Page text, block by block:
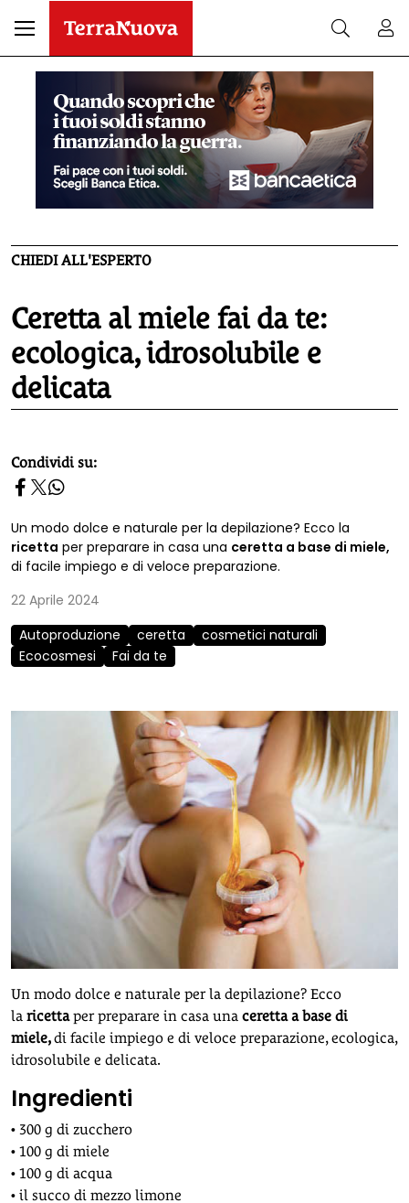
CHIEDI ALL'ESPERTO
Ceretta al miele fai da te:
ecologica, idrosolubile e
delicata
homepage h2
Condividi su:
Un modo dolce e naturale per la depilazione? Ecco la
ricetta per preparare in casa una ceretta a base di miele,
di facile impiego e di veloce preparazione.
22 Aprile 2024
Autoproduzione
ceretta
cosmetici naturali
Ecocosmesi
Fai da te
Un modo dolce e naturale per la depilazione? Ecco
la ricettaper preparare in casa una ceretta a base di
miele,di facile impiego e di veloce preparazione, ecologica,
idrosolubile e delicata.
Ingredienti
• 300 g di zucchero
• 100 g di miele
• 100 g di acqua
• il succo di mezzo limone